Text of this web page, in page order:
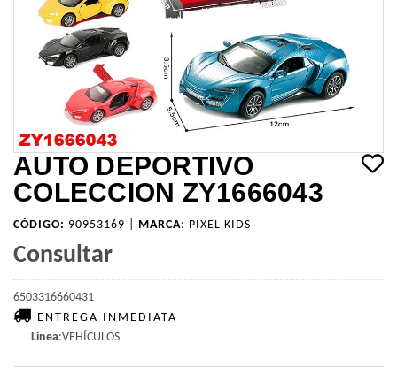
AUTO DEPORTIVO
COLECCION ZY1666043
CÓDIGO: 90953169 | MARCA: PIXEL KIDS
Consultar
6503316660431
ENTREGA INMEDIATA
Linea:VEHÍCULOS